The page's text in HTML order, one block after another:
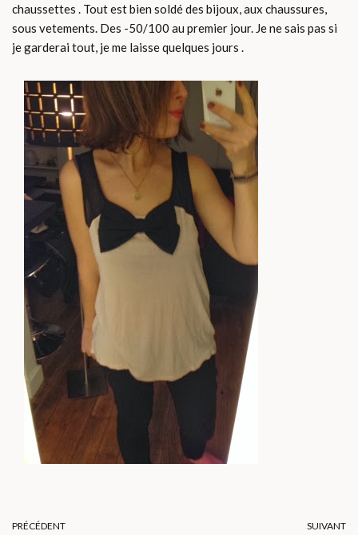
chaussettes . Tout est bien soldé des bijoux, aux chaussures,
sous vetements. Des -50/100 au premier jour. Je ne sais pas si
je garderai tout, je me laisse quelques jours .
PRÉCÉDENT SUIVANT